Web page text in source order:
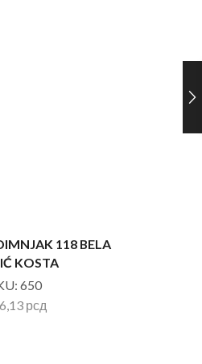
118 BELA
KOSTA
650
рсд